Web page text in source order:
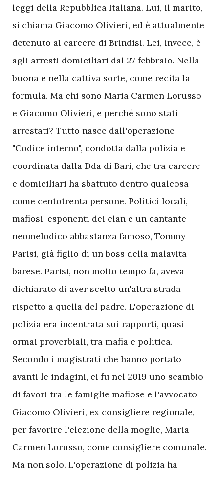
leggi della Repubblica Italiana. Lui, il marito,
si chiama Giacomo Olivieri, ed è attualmente
detenuto al carcere di Brindisi. Lei, invece, è
agli arresti domiciliari dal 27 febbraio. Nella
buona e nella cattiva sorte, come recita la
formula. Ma chi sono Maria Carmen Lorusso
e Giacomo Olivieri, e perché sono stati
arrestati? Tutto nasce dall'operazione
"Codice interno", condotta dalla polizia e
coordinata dalla Dda di Bari, che tra carcere
e domiciliari ha sbattuto dentro qualcosa
come centotrenta persone. Politici locali,
mafiosi, esponenti dei clan e un cantante
neomelodico abbastanza famoso, Tommy
Parisi, già figlio di un boss della malavita
barese. Parisi, non molto tempo fa, aveva
dichiarato di aver scelto un'altra strada
rispetto a quella del padre. L'operazione di
polizia era incentrata sui rapporti, quasi
ormai proverbiali, tra mafia e politica.
Secondo i magistrati che hanno portato
avanti le indagini, ci fu nel 2019 uno scambio
di favori tra le famiglie mafiose e l'avvocato
Giacomo Olivieri, ex consigliere regionale,
per favorire l'elezione della moglie, Maria
Carmen Lorusso, come consigliere comunale.
Ma non solo. L'operazione di polizia ha